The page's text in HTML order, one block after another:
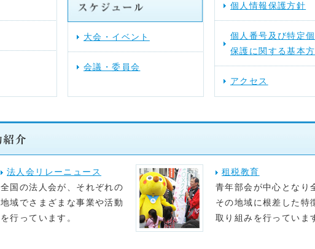
提言活動（行動する法人会）を更新しました。
大会・イベント
会議・委員会
個人情報保護方針
個人番号及び特定
保護に関する基本
アクセス
法人会リレーニュース
全国の法人会が、それぞれの
地域でさまざまな事業や活動
を行っています。
租税教育
青年部会が中心となり
その地域に根差した特
取り組みを行っていま